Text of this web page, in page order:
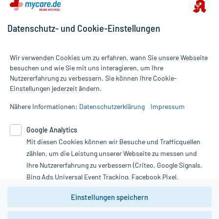
Alle Preise gelten inkl. MwSt., ggf. zzgl. Versandkosten
Informationen auf dieser Website werden ausschließlich für
die Untersuchung und Behandlung durch einen Arzt. Bitte
Therapien eingeleitet werden können. | Diese Webseite benutzt
Google Analytics. Lesen Sie bitte dazu die wichtigen Hinweise in
unserer Datenschutzerklärung. Für den Widerruf einer Bestellung
nutzen Sie das Formular:
Vertrag widerrufen
Datenschutz- und Cookie-Einstellungen
Wir verwenden Cookies um zu erfahren, wann Sie unsere Webseite
besuchen und wie Sie mit uns interagieren, um Ihre
Nutzererfahrung zu verbessern. Sie können Ihre Cookie-
Einstellungen jederzeit ändern.
Nähere Informationen: Datenschutzerklärung Impressum
Google Analytics
Mit diesen Cookies können wir Besuche und Trafficquellen
zählen, um die Leistung unserer Webseite zu messen und
Ihre Nutzererfahrung zu verbessern (Criteo, Google Signals,
Bing Ads Universal Event Tracking, Facebook Pixel,
Youtube-Social Plugin).
Wir weisen darauf hin, dass die
Einstellungen speichern